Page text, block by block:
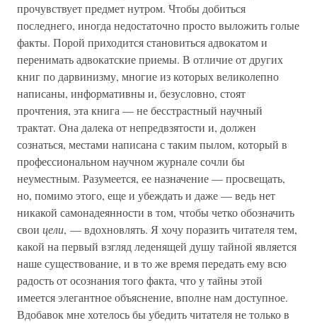
прочувствует предмет нутром. Чтобы добиться
последнего, иногда недостаточно просто выложить голые
факты. Порой приходится становиться адвокатом и
перенимать адвокатские приемы. В отличие от других
книг по дарвинизму, многие из которых великолепно
написаны, информативны и, безусловно, стоят
прочтения, эта книга — не бесстрастный научный
трактат. Она далека от непредвзятости и, должен
сознаться, местами написана с таким пылом, который в
профессиональном научном журнале сочли бы
неуместным. Разумеется, ее назначение — просвещать,
но, помимо этого, еще и убеждать и даже — ведь нет
никакой самонадеянности в том, чтобы четко обозначить
свои цели, — вдохновлять. Я хочу поразить читателя тем,
какой на первый взгляд леденящей душу тайной является
наше существование, и в то же время передать ему всю
радость от осознания того факта, что у тайны этой
имеется элегантное объяснение, вполне нам доступное.
Вдобавок мне хотелось бы убедить читателя не только в